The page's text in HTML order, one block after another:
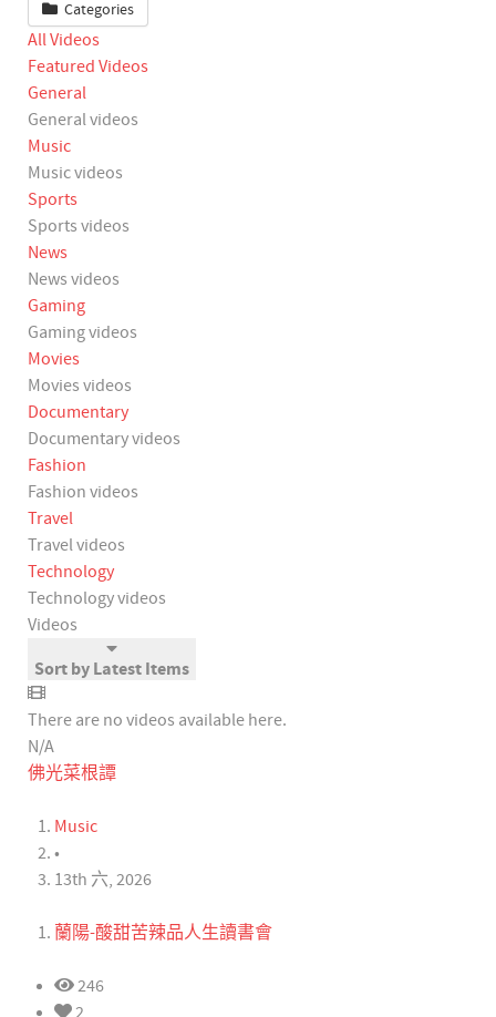
Categories
All Videos
Featured Videos
General
General videos
Music
Music videos
Sports
Sports videos
News
News videos
Gaming
Gaming videos
Movies
Movies videos
Documentary
Documentary videos
Fashion
Fashion videos
Travel
Travel videos
Technology
Technology videos
Videos
Sort by Latest Items
There are no videos available here.
N/A
佛光菜根譚
Music
•
13th 六, 2026
蘭陽-酸甜苦辣品人生讀書會
246
2